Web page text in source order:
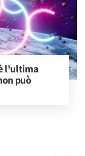
l'ultima
può